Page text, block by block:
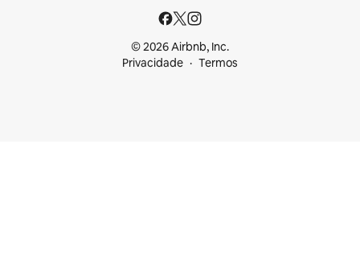
© 2026 Airbnb, Inc.
Privacidade
Termos